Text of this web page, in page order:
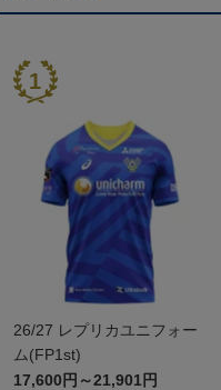
26/27 レプリカユニフォー
ム(FP1st)
17,600円～21,901円